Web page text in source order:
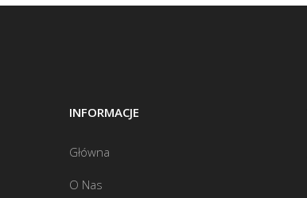
INFORMACJE
Główna
O Nas